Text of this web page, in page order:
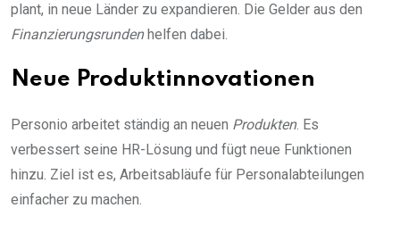
plant, in neue Länder zu expandieren. Die Gelder aus den
Finanzierungsrundenhelfen dabei.
Neue Produktinnovationen
Personio arbeitet ständig an neuen Produkten. Es
verbessert seine HR-Lösung und fügt neue Funktionen
hinzu. Ziel ist es, Arbeitsabläufe für Personalabteilungen
einfacher zu machen.